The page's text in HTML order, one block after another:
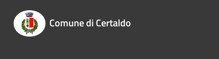
Comune di Certaldo